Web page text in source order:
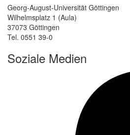
Georg-August-Universität Göttingen
Wilhelmsplatz 1 (Aula)
37073 Göttingen
Tel. 0551 39-0
Soziale Medien